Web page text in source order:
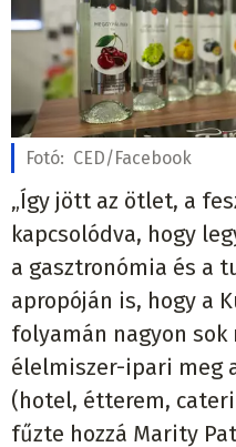
Fotó: CED/Facebook
„Így jött az ötlet, a
kapcsolódva, hogy
a gasztronómia és a
apropóján is, hogy a
folyamán nagyon
élelmiszer-ipari meg
(hotel, étterem,
fűzte hozzá Marity